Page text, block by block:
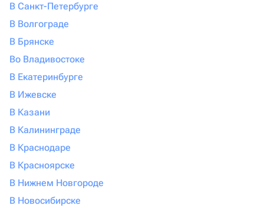
В Санкт-Петербурге
В Волгограде
В Брянске
Во Владивостоке
В Екатеринбурге
В Ижевске
В Казани
В Калининграде
В Краснодаре
В Красноярске
В Нижнем Новгороде
В Новосибирске